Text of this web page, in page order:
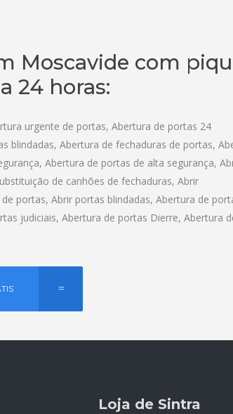
Moscavide com
24 horas:
urgente de portas, Abertura de portas 24
blindadas, Abertura de fechaduras de portas,
Abertura de portas de alta segurança,
de canhões de fechaduras, Abrir
portas, Abrir portas blindadas, Abertura de
judiciais, Abertura de portas Dierre, Abertura
Loja de Sintra